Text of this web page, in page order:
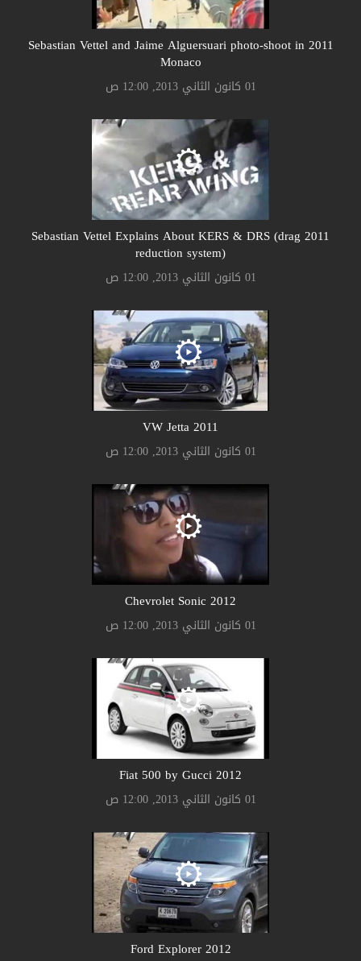
2011 Sebastian Vettel and Jaime Alguersuari photo-shoot in
Monaco
01 كانون الثاني 2013, 12:00 ص
2011 Sebastian Vettel Explains About KERS & DRS (drag
reduction system)
01 كانون الثاني 2013, 12:00 ص
2011 VW Jetta
01 كانون الثاني 2013, 12:00 ص
2012 Chevrolet Sonic
01 كانون الثاني 2013, 12:00 ص
2012 Fiat 500 by Gucci
01 كانون الثاني 2013, 12:00 ص
2012 Ford Explorer